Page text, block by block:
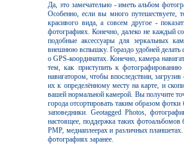
Да, это замечательно - иметь альбом
Особенно, если вы много путешествуете,
красивого вида, а совсем другое -
фотографиях. Конечно, далеко не каждый
подобные аксессуары для зеркальных
внешнюю вспышку. Гораздо удобней
о GPS-координатах. Конечно, камера
тем, как приступить к
навигатором, чтобы впоследствии,
их к определённому месту на карте, и
вашей нормальной камерой. Вы получите
города отсортировать таким образом
заповедники. Geotagged Photos,
настоящее, поддержка таких
PMP, медиаплеерах и различных
фотографиях заранее.